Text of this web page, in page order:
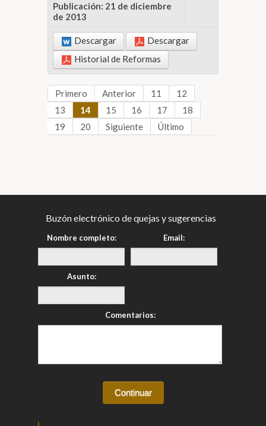
Publicación: 21 de diciembre
de 2013
Descargar
Descargar
Historial de Reformas
Primero Anterior 11
12
13
14 15 16 17
18
19
20 Siguiente Último
Buzón electrónico de quejas y sugerencias
Nombre completo: Email:
Asunto:
Comentarios: